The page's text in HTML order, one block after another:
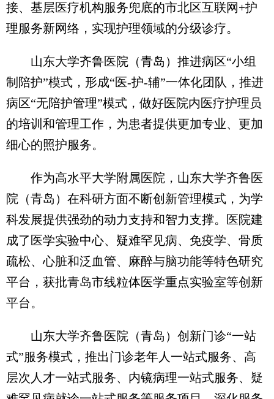
接、基层医疗机构服务兜底的市北区互联网+护
理服务新网络，实现护理领域的分级诊疗。
山东大学齐鲁医院（青岛）推进病区“小组
制陪护”模式，形成“医-护-辅”一体化团队，推进
病区“无陪护管理”模式，做好医院内医疗护理员
的培训和管理工作，为患者提供更加专业、更加
细心的照护服务。
作为高水平大学附属医院，山东大学齐鲁医
院（青岛）在科研方面不断创新管理模式，为学
科发展提供强劲的动力支持和智力支撑。医院建
成了医学实验中心、疑难罕见病、免疫学、骨质
疏松、心脏和泛血管、麻醉与脑功能等特色研究
平台，获批青岛市线粒体医学重点实验室等创新
平台。
山东大学齐鲁医院（青岛）创新门诊“一站
式”服务模式，推出门诊老年人一站式服务、高
层次人才一站式服务、内镜病理一站式服务、疑